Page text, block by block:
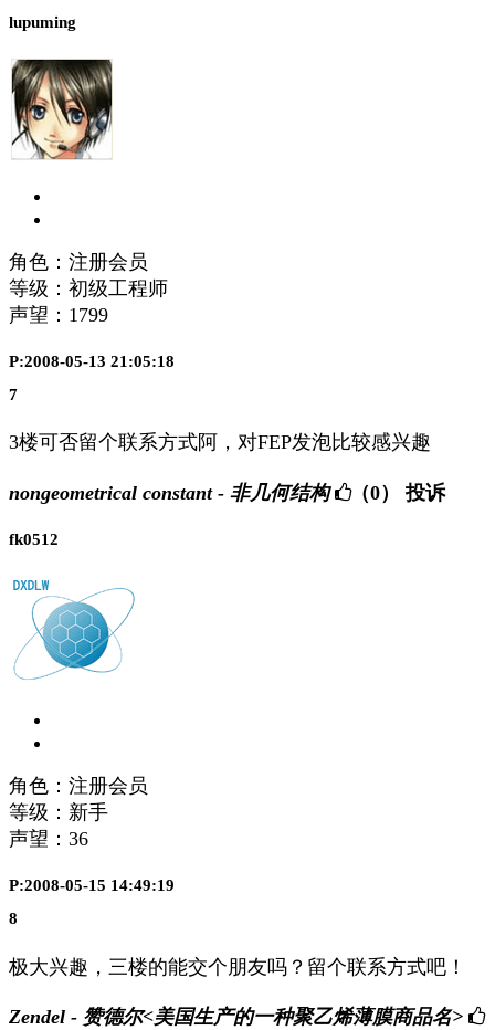
lupuming
角色：注册会员
等级：初级工程师
声望： 1799
P:2008-05-13 21:05:18
7
3楼可否留个联系方式阿，对FEP发泡比较感兴趣
nongeometrical constant - 非几何结构 （0） 投诉
fk0512
角色：注册会员
等级：新手
声望： 36
P:2008-05-15 14:49:19
8
极大兴趣，三楼的能交个朋友吗？留个联系方式吧！
Zendel - 赞德尔<美国生产的一种聚乙烯薄膜商品名>